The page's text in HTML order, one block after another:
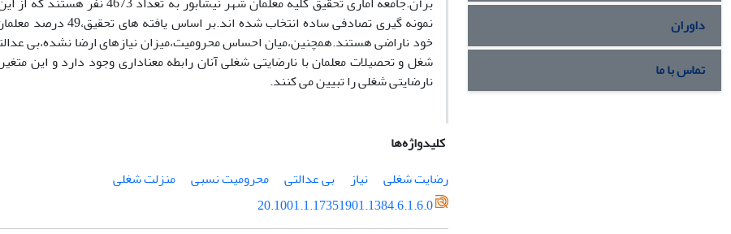
نمونه گیری تصادفی ساده انتخاب
خود ناراضی هستند.همچنین،میان احساس محرومیت،میزان نیازهای ارضا نشده،بی
نارضایتی شغلی را تبیین می کنند.
کلیدواژه‌ها
رضایت شغلی
نیاز بی عدالتی محرومیت نسبی
منزلت شغلی
20.1001.1.17351901.1384.6.1.6.0
داوران
تماس با ما